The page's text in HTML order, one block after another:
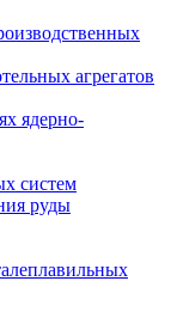
агрегатов
ядерно-
систем
руды